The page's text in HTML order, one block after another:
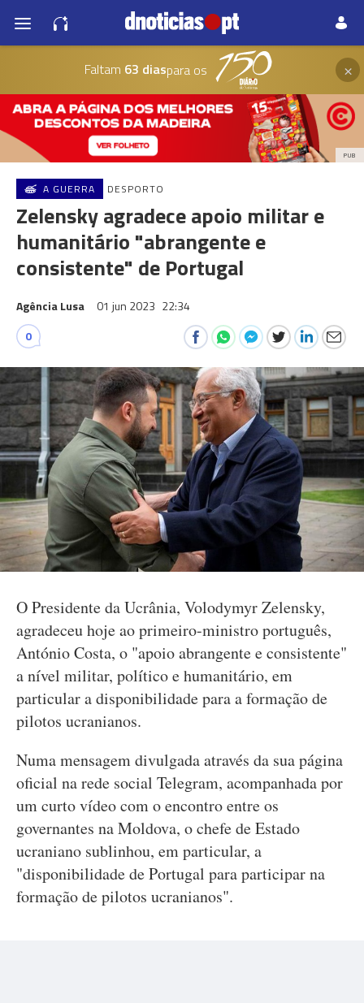
Faltam 63 diaspara os ×
PUB
A GUERRA DESPORTO
Zelensky agradece apoio militar e
humanitário "abrangente e
consistente" de Portugal
Agência Lusa 01 jun 2023 22:34
0
O Presidente da Ucrânia, Volodymyr Zelensky,
agradeceu hoje ao primeiro-ministro português,
António Costa, o "apoio abrangente e consistente"
a nível militar, político e humanitário, em
particular a disponibilidade para a formação de
pilotos ucranianos.
Numa mensagem divulgada através da sua página
oficial na rede social Telegram, acompanhada por
um curto vídeo com o encontro entre os
governantes na Moldova, o chefe de Estado
ucraniano sublinhou, em particular, a
"disponibilidade de Portugal para participar na
formação de pilotos ucranianos".